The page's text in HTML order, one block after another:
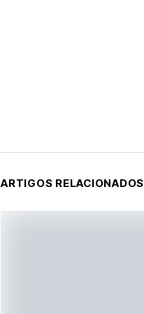
ARTIGOS RELACIONADOS